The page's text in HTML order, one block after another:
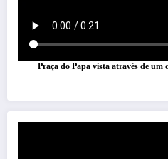
Praça do Papa vista através de